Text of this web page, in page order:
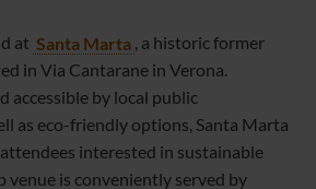
at Santa Marta , a historic former
in Via Cantarane in Verona.
accessible by local public
as eco-friendly options, Santa Marta
interested in sustainable
venue is conveniently served by